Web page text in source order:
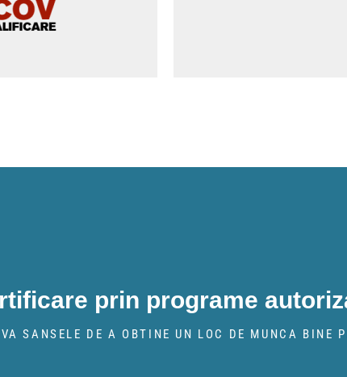
prin programe
SANSELE DE A OBTINE UN LOC DE MUNCA BINE